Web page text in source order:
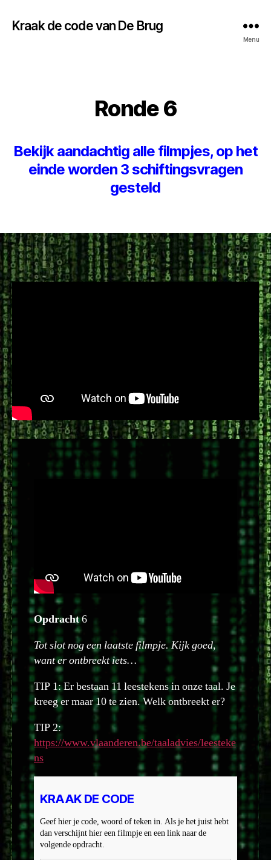
Kraak de code van De Brug
Menu
Ronde 6
Bekijk aandachtig alle filmpjes, op het
einde worden 3 schiftingsvragen
gesteld
Opdracht6
Tot slot nog een laatste filmpje. Kijk goed,
want er ontbreekt iets…
TIP 1: Er bestaan 11 leestekens in onze taal. Je
kreeg er maar 10 te zien. Welk ontbreekt er?
TIP 2:
https://www.vlaanderen.be/taaladvies/leesteke
ns
KRAAK DE CODE
Geef hier je code, woord of teken in. Als je het juist hebt
dan verschijnt hier een filmpje en een link naar de
volgende opdracht.